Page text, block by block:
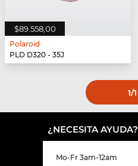
$89.558,00
Polaroid
PLD D320 - 35J
1/1
¿NECESITA AYUDA?
Mo-Fr 3am-12am